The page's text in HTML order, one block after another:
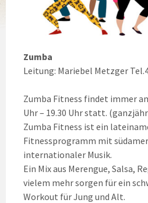
Zumba
Leitung: Mariebel Metzger
Zumba Fitness findet immer
Uhr – 19.30 Uhr statt.
Zumba Fitness ist ein
Fitnessprogramm mit
internationaler Musik.
Ein Mix aus Merengue, Salsa,
vielem mehr sorgen für ein
Workout für Jung und Alt.